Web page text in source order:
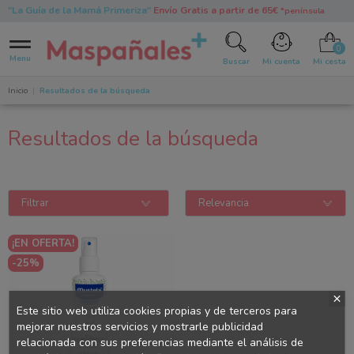
"La Guía de la Mamá Primeriza"Envío Gratis a partir de 65€ *península
Menu Buscar Mi cuenta Mi cesta
Inicio Resultados de la búsqueda
Resultados de la búsqueda
Filtrar Relevancia
¡EN OFERTA!
-25%
Este sitio web utiliza cookies propias y de terceros para
mejorar nuestros servicios y mostrarle publicidad
relacionada con sus preferencias mediante el análisis de